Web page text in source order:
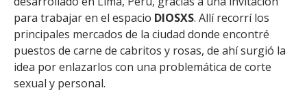
CREACIÓN E INVESTIGACIÓN
BIBLIOTECA
para trabajar en el espacio DIOSXS. Allí recorrí los
principales mercados de la ciudad donde encontré
puestos de carne de cabritos y rosas, de ahí surgió la
idea por enlazarlos con una problemática de corte
sexual y personal.